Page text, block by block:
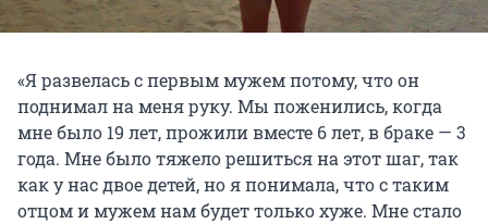
«Я развелась с первым мужем потому, что он
поднимал на меня руку. Мы поженились, когда
мне было 19 лет, прожили вместе 6 лет, в браке — 3
года. Мне было тяжело решиться на этот шаг, так
как у нас двое детей, но я понимала, что с таким
отцом и мужем нам будет только хуже. Мне стало